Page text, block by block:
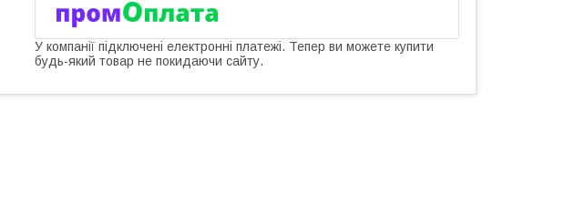
У компанії підключені електронні платежі. Тепер ви можете купити
будь-який товар не покидаючи сайту.